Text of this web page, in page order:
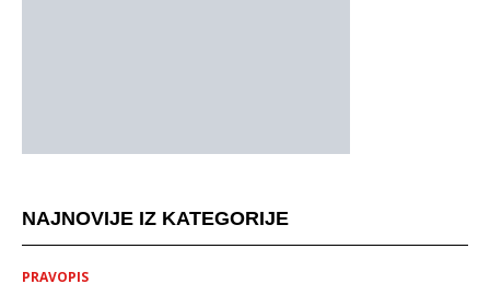
NAJNOVIJE IZ KATEGORIJE
PRAVOPIS